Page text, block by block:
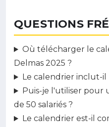
QUESTIONS
Où télécharger le
Delmas 2025 ?
Le calendrier inclut-il
Puis-je l'utiliser pour
de 50 salariés ?
Le calendrier est-il